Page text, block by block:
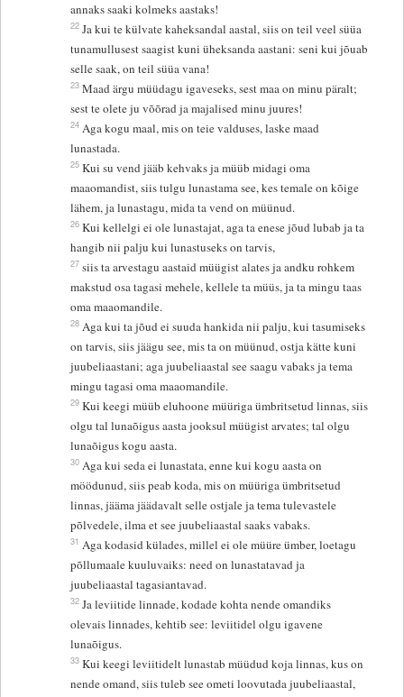
annaks saaki kolmeks aastaks!
22 Ja kui te külvate kaheksandal aastal, siis on teil veel süüa
tunamullusest saagist kuni üheksanda aastani: seni kui jõuab
selle saak, on teil süüa vana!
23 Maad ärgu müüdagu igaveseks, sest maa on minu päralt;
sest te olete ju võõrad ja majalised minu juures!
24 Aga kogu maal, mis on teie valduses, laske maad
lunastada.
25 Kui su vend jääb kehvaks ja müüb midagi oma
maaomandist, siis tulgu lunastama see, kes temale on kõige
lähem, ja lunastagu, mida ta vend on müünud.
26 Kui kellelgi ei ole lunastajat, aga ta enese jõud lubab ja ta
hangib nii palju kui lunastuseks on tarvis,
27 siis ta arvestagu aastaid müügist alates ja andku rohkem
makstud osa tagasi mehele, kellele ta müüs, ja ta mingu taas
oma maaomandile.
28 Aga kui ta jõud ei suuda hankida nii palju, kui tasumiseks
on tarvis, siis jäägu see, mis ta on müünud, ostja kätte kuni
juubeliaastani; aga juubeliaastal see saagu vabaks ja tema
mingu tagasi oma maaomandile.
29 Kui keegi müüb eluhoone müüriga ümbritsetud linnas, siis
olgu tal lunaõigus aasta jooksul müügist arvates; tal olgu
lunaõigus kogu aasta.
30 Aga kui seda ei lunastata, enne kui kogu aasta on
möödunud, siis peab koda, mis on müüriga ümbritsetud
linnas, jääma jäädavalt selle ostjale ja tema tulevastele
põlvedele, ilma et see juubeliaastal saaks vabaks.
31 Aga kodasid külades, millel ei ole müüre ümber, loetagu
põllumaale kuuluvaiks: need on lunastatavad ja
juubeliaastal tagasiantavad.
32 Ja leviitide linnade, kodade kohta nende omandiks
olevais linnades, kehtib see: leviitidel olgu igavene
lunaõigus.
33 Kui keegi leviitidelt lunastab müüdud koja linnas, kus on
nende omand, siis tuleb see ometi loovutada juubeliaastal,